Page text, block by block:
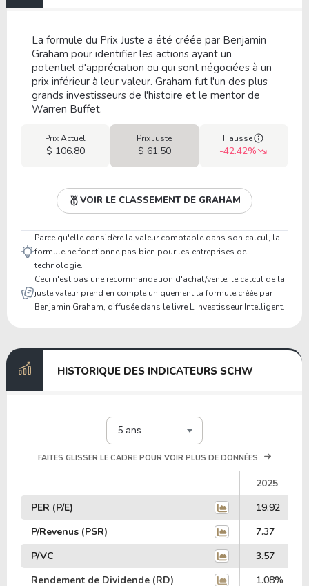
La formule du Prix Juste a été créée par Benjamin
Graham pour identifier les actions ayant un
potentiel d'appréciation ou qui sont négociées à un
prix inférieur à leur valeur. Graham fut l'un des plus
grands investisseurs de l'histoire et le mentor de
Warren Buffet.
Prix Actuel
$ 106.80
Prix Juste
$ 61.50
Hausse
-42.42%
VOIR LE CLASSEMENT DE GRAHAM
Parce qu'elle considère la valeur comptable dans son calcul, la
formule ne fonctionne pas bien pour les entreprises de
technologie.
Ceci n'est pas une recommandation d'achat/vente, le calcul de la
juste valeur prend en compte uniquement la formule créée par
Benjamin Graham, diffusée dans le livre L'Investisseur Intelligent.
HISTORIQUE DES INDICATEURS SCHW
5 ans
FAITES GLISSER LE CADRE POUR VOIR PLUS DE DONNÉES
2025
PER (P/E)
19.92
P/Revenus (PSR)
7.37
P/VC
3.57
Rendement de Dividende (RD)
1.08%